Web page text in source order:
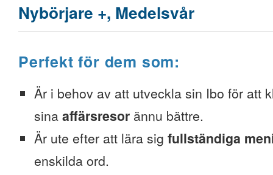
Nybörjare +, Medelsvår
Perfekt för dem som:
Är i behov av att utveckla sin Ibo för att
sina affärsresor ännu bättre.
Är ute efter att lära sig fullständiga
enskilda ord.